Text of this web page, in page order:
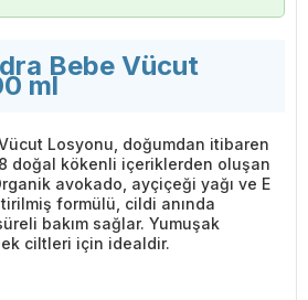
Bebe Vücut
ml
Losyonu, doğumdan itibaren
doğal kökenli içeriklerden oluşan
avokado, ayçiçeği yağı ve E
formülü, cildi anında
bakım sağlar. Yumuşak
ciltleri için idealdir.